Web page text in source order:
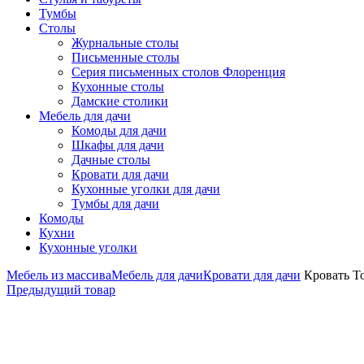
Тумбы
Столы
Журнальные столы
Письменные столы
Серия письменных столов Флоренция
Кухонные столы
Дамские столики
Мебель для дачи
Комоды для дачи
Шкафы для дачи
Дачные столы
Кровати для дачи
Кухонные уголки для дачи
Тумбы для дачи
Комоды
Кухни
Кухонные уголки
Мебель из массиваМебель для дачиКровати для дачи Кровать
Предыдущий товар